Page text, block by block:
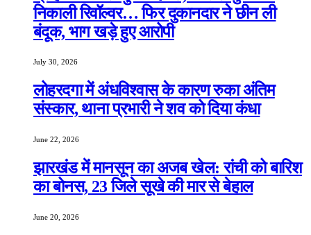
निकाली रिवॉल्वर… फिर दुकानदार ने छीन ली
बंदूक, भाग खड़े हुए आरोपी
July 30, 2026
लोहरदगा में अंधविश्वास के कारण रुका अंतिम
संस्कार, थाना प्रभारी ने शव को दिया कंधा
June 22, 2026
झारखंड में मानसून का अजब खेल: रांची को बारिश
का बोनस, 23 जिले सूखे की मार से बेहाल
June 20, 2026